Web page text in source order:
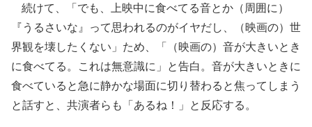
続けて、「でも、上映中に食べてる音とか（周囲に）
『うるさいな』って思われるのがイヤだし、（映画の）世
界観を壊したくない」ため、「（映画の）音が大きいとき
に食べてる。これは無意識に」と告白。音が大きいときに
食べていると急に静かな場面に切り替わると焦ってしまう
と話すと、共演者らも「あるね！」と反応する。